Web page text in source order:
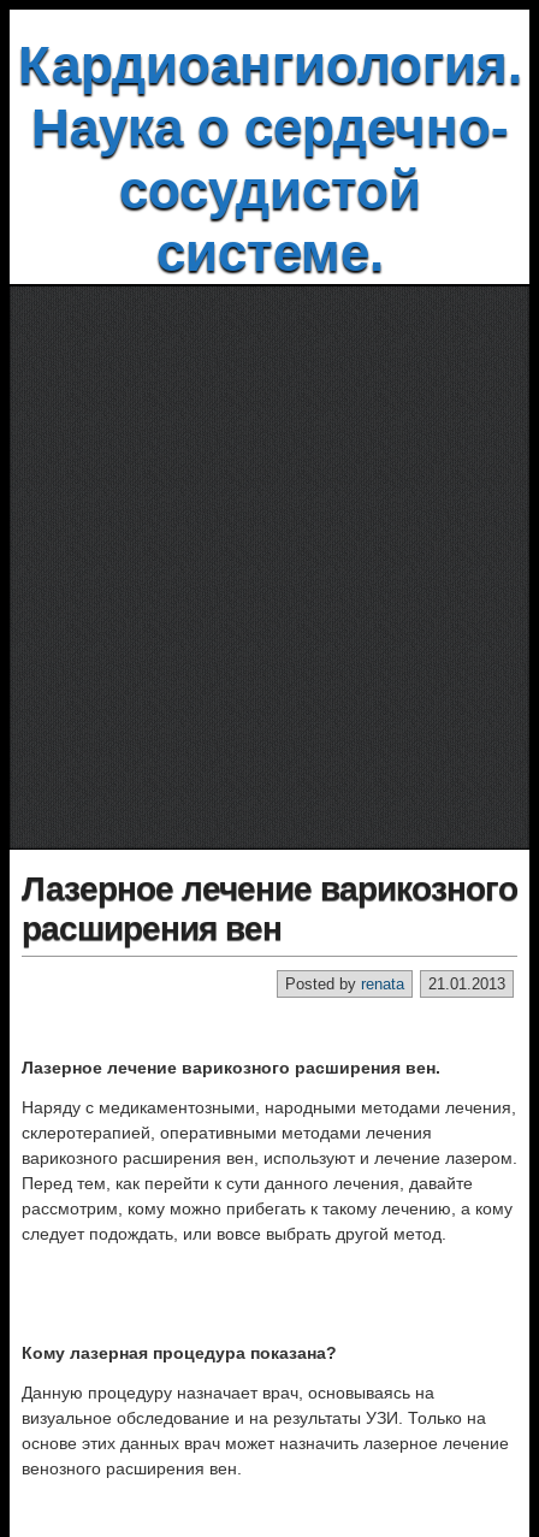
Кардиоангиология.
Наука о сердечно-
сосудистой
системе.
Лазерное лечение варикозного
расширения вен
21.01.2013
Posted by renata
Лазерное лечение варикозного расширения вен.
Наряду с медикаментозными, народными методами лечения,
склеротерапией, оперативными методами лечения
варикозного расширения вен, используют и лечение лазером.
Перед тем, как перейти к сути данного лечения, давайте
рассмотрим, кому можно прибегать к такому лечению, а кому
следует подождать, или вовсе выбрать другой метод.
Кому лазерная процедура показана?
Данную процедуру назначает врач, основываясь на
визуальное обследование и на результаты УЗИ. Только на
основе этих данных врач может назначить лазерное лечение
венозного расширения вен.